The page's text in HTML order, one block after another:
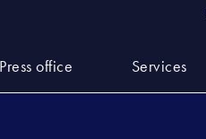
Press office Services